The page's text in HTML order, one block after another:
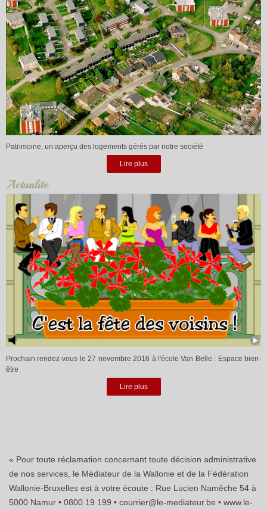
Patrimoine, un aperçu des logements gérés par notre société
Lire plus
Actualité
Prochain rendez-vous le 27 novembre 2016 à l'école Van Belle : Espace bien-
être
Lire plus
« Pour toute réclamation concernant toute décision administrative
de nos services, le Médiateur de la Wallonie et de la Fédération
Wallonie-Bruxelles est à votre écoute : Rue Lucien Namêche 54 à
5000 Namur • 0800 19 199 • courrier@le-mediateur.be • www.le-